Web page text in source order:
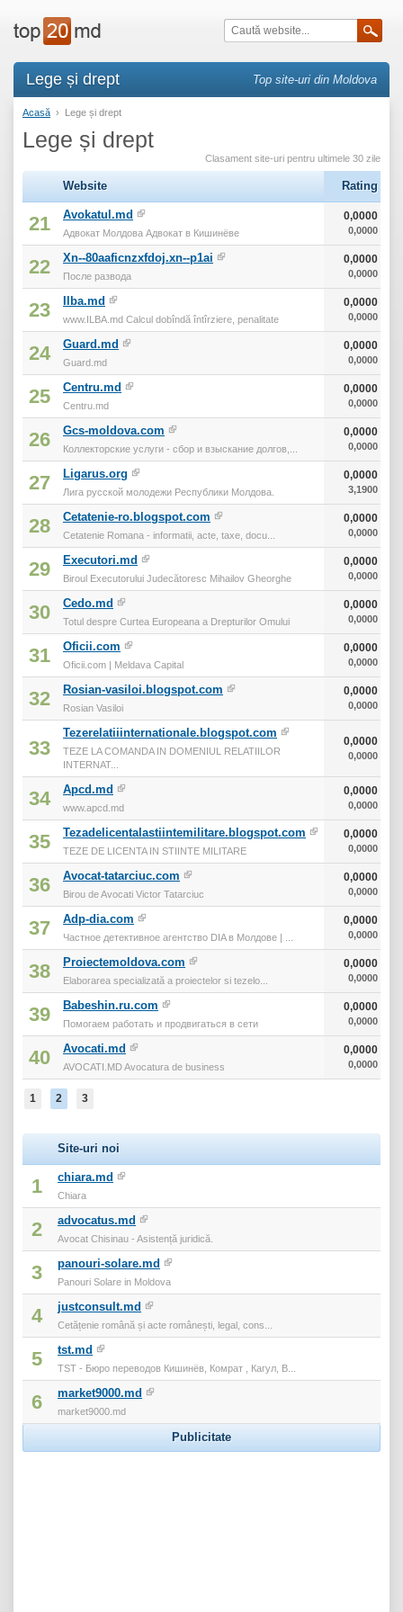
Lege și drept Top site-uri din Moldova
Acasă › Lege și drept
Lege și drept
Clasament site-uri pentru ultimele 30 zile
Website Rating
21 Avokatul.md
Адвокат Молдова Адвокат в Кишинёве
0,0000
0,0000
22 Xn--80aaficnzxfdoj.xn--p1ai
После развода
0,0000
0,0000
23 Ilba.md
www.ILBA.md Calcul dobîndă întîrziere, penalitate
0,0000
0,0000
24 Guard.md
Guard.md
0,0000
0,0000
25 Centru.md
Centru.md
0,0000
0,0000
26 Gcs-moldova.com
Коллекторские услуги - сбор и взыскание долгов,...
0,0000
0,0000
27 Ligarus.org
Лига русской молодежи Республики Молдова.
0,0000
3,1900
28 Cetatenie-ro.blogspot.com
Cetatenie Romana - informatii, acte, taxe, docu...
0,0000
0,0000
29 Executori.md
Biroul Executorului Judecătoresc Mihailov Gheorghe
0,0000
0,0000
30 Cedo.md
Totul despre Curtea Europeana a Drepturilor Omului
0,0000
0,0000
31 Oficii.com
Oficii.com | Meldava Capital
0,0000
0,0000
32 Rosian-vasiloi.blogspot.com
Rosian Vasiloi
0,0000
0,0000
33
Tezerelatiiinternationale.blogspot.com
TEZE LA COMANDA IN DOMENIUL RELATIILOR
INTERNAT...
0,0000
0,0000
34 Apcd.md
www.apcd.md
0,0000
0,0000
35 Tezadelicentalastiintemilitare.blogspot.com
TEZE DE LICENTA IN STIINTE MILITARE
0,0000
0,0000
36 Avocat-tatarciuc.com
Birou de Avocati Victor Tatarciuc
0,0000
0,0000
37 Adp-dia.com
Частное детективное агентство DIA в Молдове | ...
0,0000
0,0000
38 Proiectemoldova.com
Elaborarea specializată a proiectelor si tezelo...
0,0000
0,0000
39 Babeshin.ru.com
Помогаем работать и продвигаться в сети
0,0000
0,0000
40 Avocati.md
AVOCATI.MD Avocatura de business
0,0000
0,0000
1 2 3
Site-uri noi
1 chiara.md
Chiara
2 advocatus.md
Avocat Chisinau - Asistență juridică.
3 panouri-solare.md
Panouri Solare in Moldova
4 justconsult.md
Cetățenie română și acte românești, legal, cons...
5 tst.md
TST - Бюро переводов Кишинёв, Комрат , Кагул, В...
6 market9000.md
market9000.md
Publicitate